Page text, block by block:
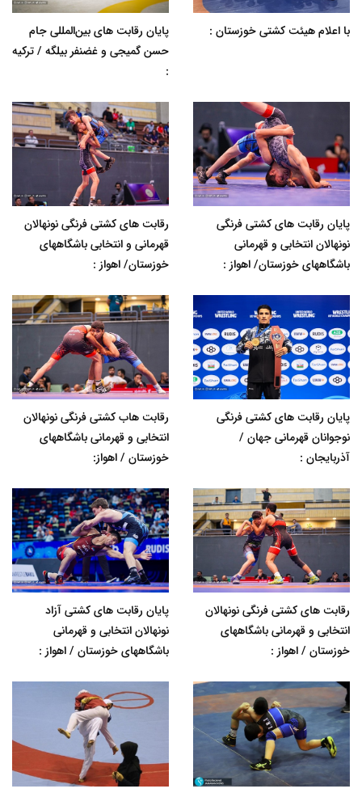
با اعلام هیئت کشتی خوزستان :
پایان رقابت های بین‌المللی جام
حسن گمیجی و غضنفر بیلگه / ترکیه
:
پایان رقابت های کشتی فرنگی
نونهالان انتخابی و قهرمانی
باشگاههای خوزستان/ اهواز :
رقابت های کشتی فرنگی نونهالان
قهرمانی و انتخابی باشگاههای
خوزستان/ اهواز :
پایان رقابت های کشتی فرنگی
نوجوانان قهرمانی جهان /
آذربایجان :
رقابت هاب کشتی فرنگی نونهالان
انتخابی و قهرمانی باشگاههای
خوزستان / اهواز:
رقابت های کشتی فرنگی نونهالان
انتخابی و قهرمانی باشگاههای
خوزستان / اهواز :
پایان رقابت های کشتی آزاد
نونهالان انتخابی و قهرمانی
باشگاههای خوزستان / اهواز :